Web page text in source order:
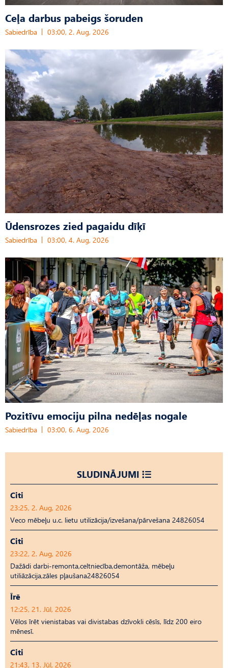
Ceļa darbus pabeigs šoruden
Sabiedrība 03:00, 2. Aug, 2026
Ūdensrozes zied pagaidu dīķī
Sabiedrība 03:00, 4. Aug, 2026
Pozitīvu emociju pilna nedēļas nogale
Sabiedrība 03:00, 6. Aug, 2026
SLUDINĀJUMI
Citi
23:25, 2. Aug, 2026
Veco mēbeļu u.c. lietu utilizācija/izvešana/pārvešana 24826054
Citi
23:22, 2. Aug, 2026
Dažādi darbi-remonta,celtniecība,demontāža, mēbeļu
utiliāzācija,zāles pļaušana24826054
Īrē
12:25, 21. Jūl, 2026
Vēlos īrēt vienistabas vai divistabas dzīvokli cēsīs, līdz 200 eiro
mēnesī.
Citi
21:43, 13. Jūl, 2026